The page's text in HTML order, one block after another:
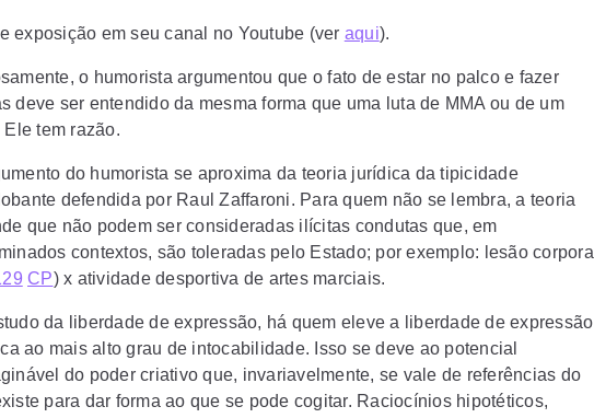
exposição em seu canal no Youtube (ver aqui).
o humorista argumentou que o fato de estar no palco e fazer
deve ser entendido da mesma forma que uma luta de MMA ou de um
Ele tem razão.
do humorista se aproxima da teoria jurídica da tipicidade
defendida por Raul Zaffaroni. Para quem não se lembra, a teoria
que não podem ser consideradas ilícitas condutas que, em
contextos, são toleradas pelo Estado; por exemplo: lesão corporal
CP) x atividade desportiva de artes marciais.
da liberdade de expressão, há quem eleve a liberdade de expressão
ao mais alto grau de intocabilidade. Isso se deve ao potencial
do poder criativo que, invariavelmente, se vale de referências do
para dar forma ao que se pode cogitar. Raciocínios hipotéticos,